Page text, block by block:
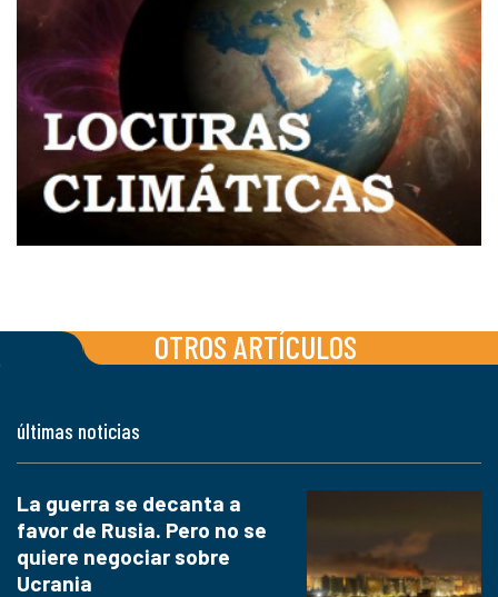
OTROS ARTÍCULOS
últimas noticias
La guerra se decanta a
favor de Rusia. Pero no se
quiere negociar sobre
Ucrania